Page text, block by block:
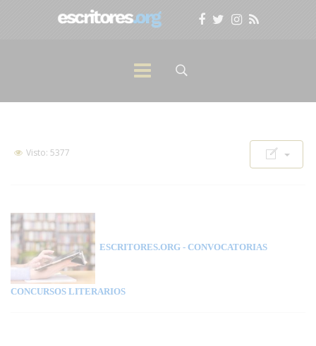
Visto: 5377
ESCRITORES.ORG - CONVOCATORIAS
CONCURSOS LITERARIOS